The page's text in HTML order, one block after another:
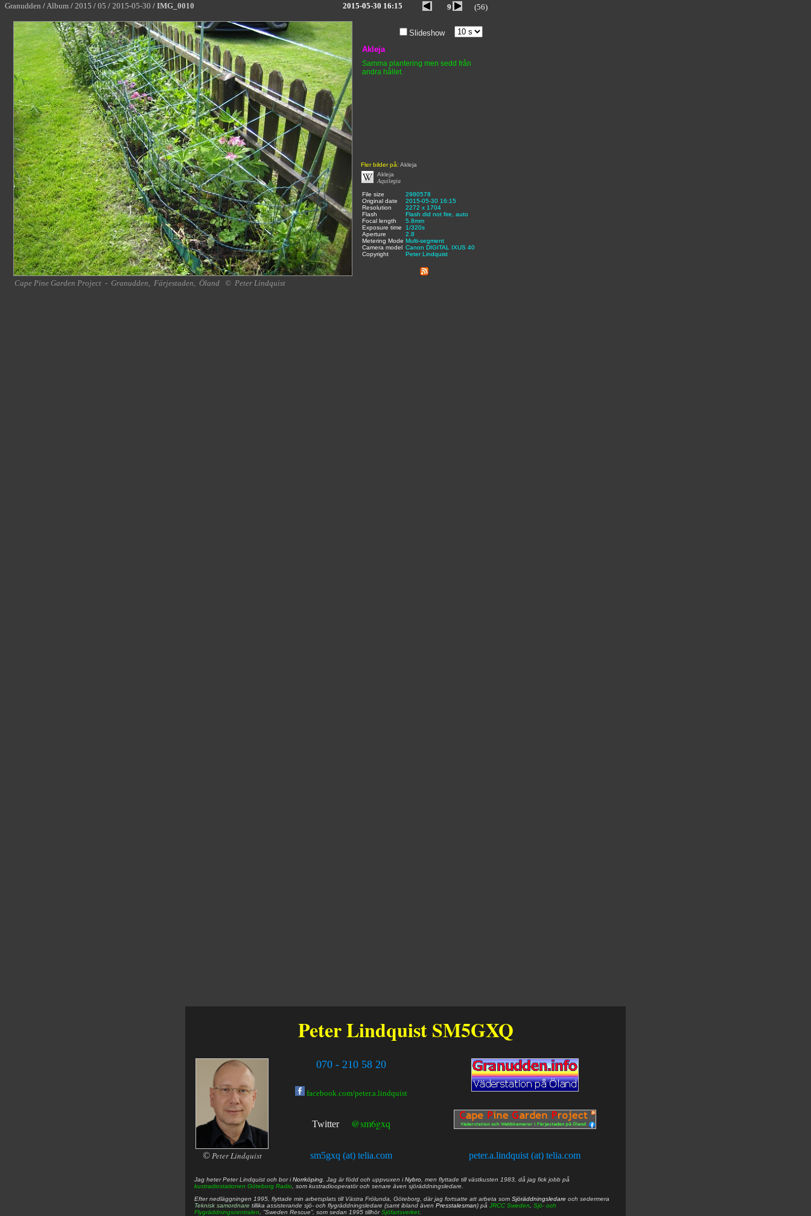
Granudden /Album / 2015 / 05 / 2015-05-30 / IMG_0010 2015-05-30 16:15 9 (56)
Slideshow
Akleja
Samma plantering men sedd från
andra hållet.
Fler bilder på: Akleja
Akleja
Aquilegia
File size
2980578
Original date
2015-05-30 16:15
Resolution
2272 x 1704
Flash
Flash did not fire, auto
Focal length
5.8mm
Exposure time
1/320s
Aperture
2.8
Metering Mode Multi-segment
Camera model Canon DIGITAL IXUS 40
Copyright
Peter Lindquist
Cape Pine Garden Project - Granudden, Färjestaden, Öland © Peter Lindquist
Peter Lindquist SM5GXQ
© Peter Lindquist
070 - 210 58 20
facebook.com/peter.a.lindquist
Twitter @sm6gxq
sm5gxq (at) telia.com peter.a.lindquist (at) telia.com
Jag heterPeter Lindquist och bor iNorrköping . Jag är född och uppvuxen iNybro , men flyttade till västkusten 1983, då jag fick jobb på
kustradiostationen Göteborg Radio , som kustradiooperatör och senare även sjöräddningsledare.
Efter nedläggningen 1995, flyttade min arbetsplats till Västra Frölunda, Göteborg, där jag fortsatte att arbeta som Sjöräddningsledare och sedermera
Teknisk samordnare tillika assisterande sjö- och flygräddningsledare (samt ibland även Presstalesman) på JRCC Sweden
Sjö- och
Flygräddningscentralen , ”Sweden Rescue”, som sedan 1995 tillhörSjöfartsverket